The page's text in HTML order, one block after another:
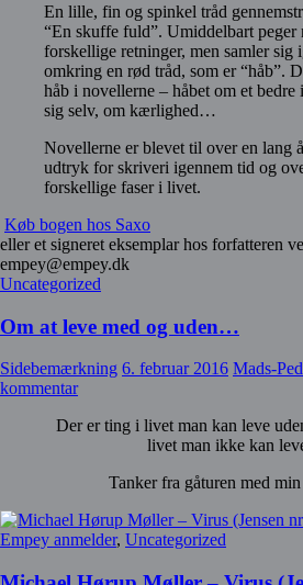
En lille, fin og spinkel tråd
“En skuffe fuld”. Umiddelbart
forskellige retninger, men samler sig
omkring en rød tråd, som er “håb”.
håb i novellerne – håbet om et
sig selv, om kærlighed…
Novellerne er blevet til over en lang
udtryk for skriveri igennem tid og
forskellige faser i livet.
Køb bogen hos Saxo
eller et signeret eksemplar hos forfatteren
empey@empey.dk
Uncategorized
Om at leve med og uden…
Sidebemærkning 6. februar 2016 Mads-
kommentar
Der er ting i livet man kan leve
livet man ikke kan
Tanker fra gåturen med
Empey anmelder, Uncategorized